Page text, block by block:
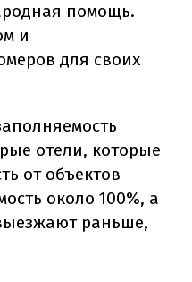
помощь.
и
для своих
отели, которые
от объектов
около 100%, а
раньше,